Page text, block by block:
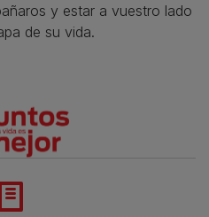
y estar a vuestro lado
de su vida.​